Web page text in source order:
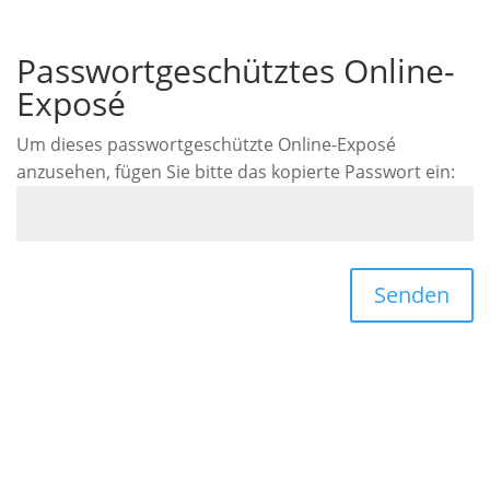
Passwortgeschütztes Online-
Exposé
Um dieses passwortgeschützte Online-Exposé
anzusehen, fügen Sie bitte das kopierte Passwort ein:
Senden